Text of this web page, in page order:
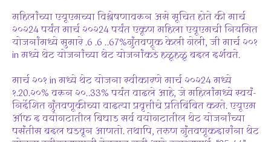
महिलांच्या एयूएमच्या विश्लेषणावरून असे सूचित होते की मार्च
२०२24 पर्यंत मार्च २०२24 पर्यंत एकूण महिला एयूएमची नियमित
योजनांमध्ये सुमारे .6 .6 ..67%गुंतवणूक केली गेली, जी मार्च २०१
in मध्ये थेट योजनांच्या थेट योजनांकडे हळूहळू बदल दर्शवते.
मार्च २०१ in मध्ये थेट योजना स्वीकारणे मार्च २०२24 मध्ये
१.20.२०% वरून २०..33% पर्यंत वाढले आहे, जे महिलांमध्ये स्वयं-
निर्देशित गुंतवणूकीच्या वाढत्या प्रवृत्तीचे प्रतिबिंबित करते. एयूएम
ऑफ द वयोगटातील बिघाड सर्व वयोगटातील थेट योजनांच्या
पसंतीस बदल घडवून आणतो. तथापि, तरुण गुंतवणूकदारांना थेट